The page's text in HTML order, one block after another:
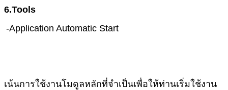
6.Tools
-Application Automatic Start
เน้นการใช้งานโมดูลหลักที่จำเป็นเพื่อให้ท่านเริ่มใช้งาน